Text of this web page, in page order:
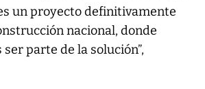
un proyecto definitivamente
nacional, donde
parte de la solución”,